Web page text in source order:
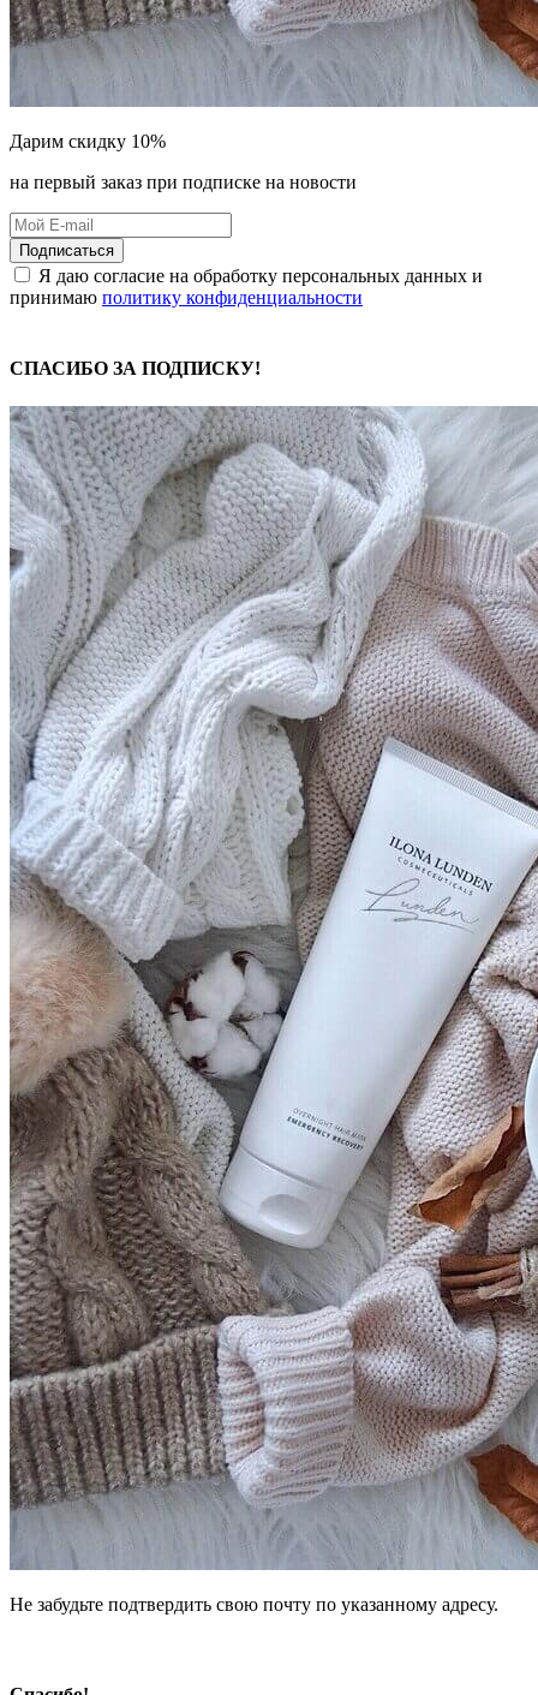
Дарим скидку 10%
на первый заказ при подписке на новости
Подписаться
Я даю согласие на обработку персональных данных и
принимаю политику конфиденциальности
СПАСИБО ЗА ПОДПИСКУ!
Не забудьте подтвердить свою почту по указанному адресу.